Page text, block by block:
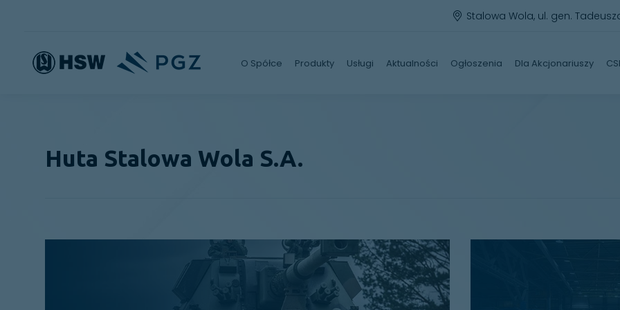
Stalowa Wola, ul. gen.
O Spółce Produkty Usługi Aktualności Ogłoszenia Dla Akcjonariuszy
Huta Stalowa Wola S.A.